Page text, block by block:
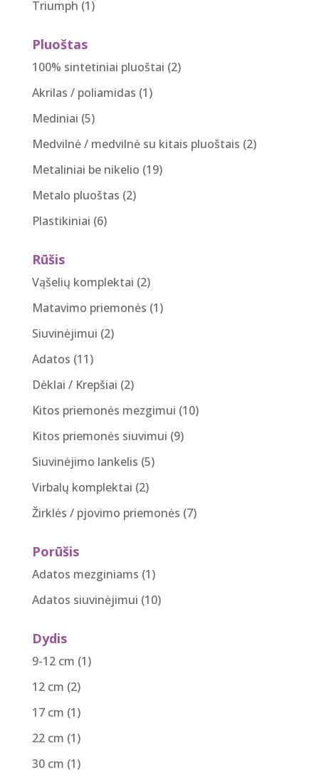
Triumph (1)
Pluoštas
100% sintetiniai pluoštai (2)
Akrilas / poliamidas (1)
Mediniai (5)
Medvilnė / medvilnė su kitais pluoštais (2)
Metaliniai be nikelio (19)
Metalo pluoštas (2)
Plastikiniai (6)
Rūšis
Vąšelių komplektai (2)
Matavimo priemonės (1)
Siuvinėjimui (2)
Adatos (11)
Dėklai / Krepšiai (2)
Kitos priemonės mezgimui (10)
Kitos priemonės siuvimui (9)
Siuvinėjimo lankelis (5)
Virbalų komplektai (2)
Žirklės / pjovimo priemonės (7)
Porūšis
Adatos mezginiams (1)
Adatos siuvinėjimui (10)
Dydis
9-12 cm (1)
12 cm (2)
17 cm (1)
22 cm (1)
30 cm (1)